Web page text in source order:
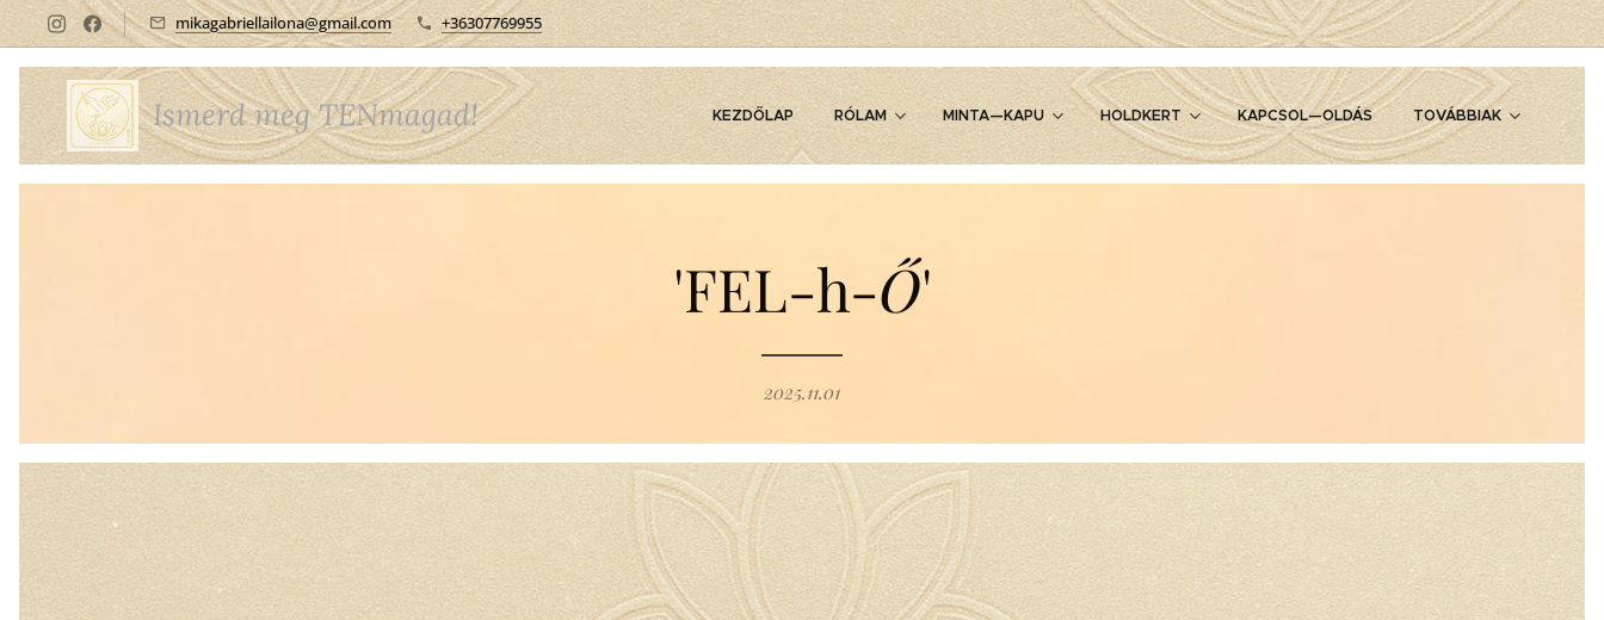
mikagabriellailona@gmail.com +36307769955
Ismerd meg TENmagad! KEZDŐLAP RÓLAM MINTA—KAPU HOLDKERT KAPCSOL—OLDÁS TOVÁBBIAK
'FEL-h-Ő'
2025.11.01